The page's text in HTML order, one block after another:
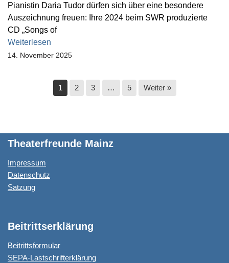
Pianistin Daria Tudor dürfen sich über eine besondere
Auszeichnung freuen: Ihre 2024 beim SWR produzierte
CD „Songs of
Weiterlesen
14. November 2025
1 2 3 … 5 Weiter »
Theaterfreunde Mainz
Impressum
Datenschutz
Satzung
Beitrittserklärung
Beitrittsformular
SEPA-Lastschrifterklärung